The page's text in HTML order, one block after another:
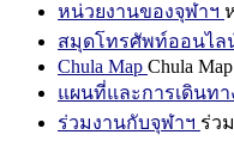
หน่วยงานของจุฬาฯ
สมุดโทรศัพท์ออนไล
Chula Map Chula Map
แผนที่และการเดินทา
ร่วมงานกับจุฬาฯ ร่ว